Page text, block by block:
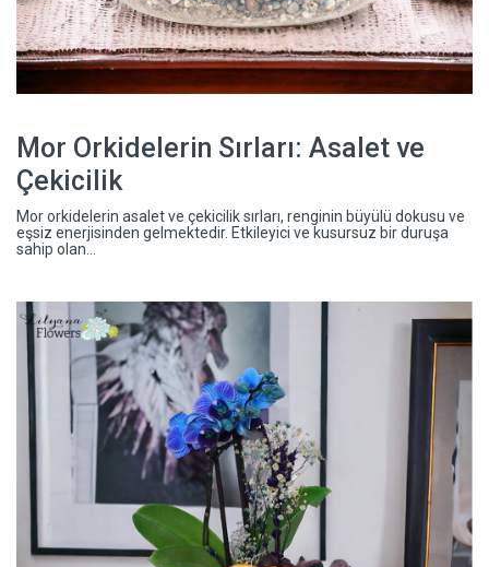
Mor Orkidelerin Sırları: Asalet ve
Çekicilik
Mor orkidelerin asalet ve çekicilik sırları, renginin büyülü dokusu ve
eşsiz enerjisinden gelmektedir. Etkileyici ve kusursuz bir duruşa
sahip olan...